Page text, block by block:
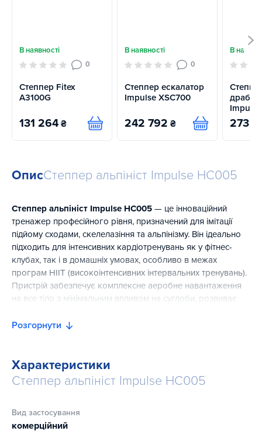
В наявності
0
Степпер Fitex
A3100G
131 264 ₴ Купити
В наявності
0
Степпер ескалатор
Impulse XSC700
242 792 ₴ Купити
В
273
ОписСтеппер альпініст Impulse HC005
Степпер альпініст Impulse HC005 — це інноваційний
тренажер професійного рівня, призначений для імітації
підйому сходами, скелелазіння та альпінізму. Він ідеально
підходить для інтенсивних кардіотренувань як у фітнес-
клубах, так і в домашніх умовах, особливо в межах
програм HIIT (високоінтенсивних інтервальних тренувань).
Пристрій забезпечує комплексне аеробне навантаження
на все тіло з мінімальним впливом на суглоби, розвиває
покращує загальний фізичний стан.
опору з 20 рівнями навантаження та електронним
управлінням, що дозволяє точно налаштувати
інтенсивність тренування під будь-якого користувача.
від розвитку витривалості до спалювання жиру.
Перемикання режимів відбувається плавно та зручно
Розгорнути
Характеристики
Степпер альпініст Impulse HC005
Вид застосування
комерційний